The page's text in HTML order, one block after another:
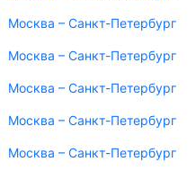
Москва – Санкт-Петербург
Москва – Санкт-Петербург
Москва – Санкт-Петербург
Москва – Санкт-Петербург
Москва – Санкт-Петербург